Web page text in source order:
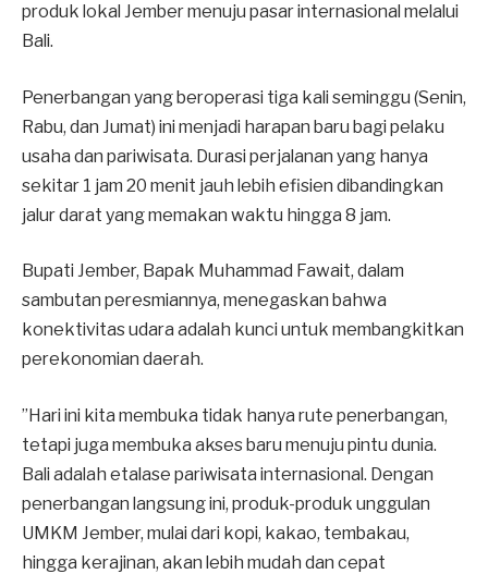
produk lokal Jember menuju pasar internasional melalui
Bali.
​Penerbangan yang beroperasi tiga kali seminggu (Senin,
Rabu, dan Jumat) ini menjadi harapan baru bagi pelaku
usaha dan pariwisata. Durasi perjalanan yang hanya
sekitar 1 jam 20 menit jauh lebih efisien dibandingkan
jalur darat yang memakan waktu hingga 8 jam.
​Bupati Jember, Bapak Muhammad Fawait, dalam
sambutan peresmiannya, menegaskan bahwa
konektivitas udara adalah kunci untuk membangkitkan
perekonomian daerah.
​”Hari ini kita membuka tidak hanya rute penerbangan,
tetapi juga membuka akses baru menuju pintu dunia.
Bali adalah etalase pariwisata internasional. Dengan
penerbangan langsung ini, produk-produk unggulan
UMKM Jember, mulai dari kopi, kakao, tembakau,
hingga kerajinan, akan lebih mudah dan cepat